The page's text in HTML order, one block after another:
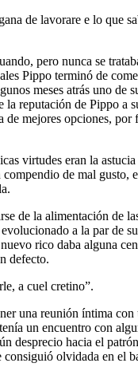
de lavorare e lo que
pero nunca se
Pippo terminó de
meses atrás uno de
reputación de Pippo a
mejores opciones,
virtudes eran la
de mal gusto,
de la alimentación de
a la par de
rico daba alguna
defecto.
a cuel cretino”.
una reunión íntima
un encuentro con
desprecio hacia el
olvidada en el